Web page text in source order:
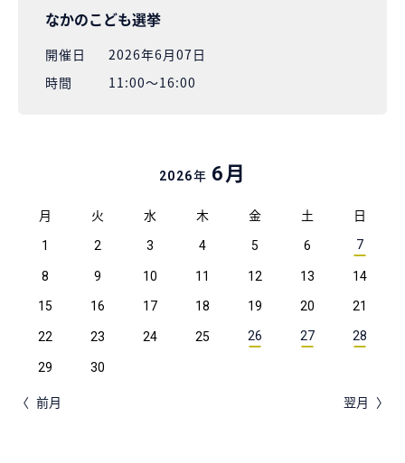
なかのこども選挙
開催⽇
2026年6月07日
時間
11:00～16:00
2026年 6 月
月 火 水 木 金 土 日
1 2 3 4 5 6 7
8 9 10 11 12 13 14
15 16 17 18 19 20 21
22 23 24 25 26 27 28
29 30
前月 翌月